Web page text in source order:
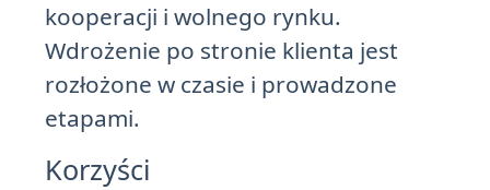
kooperacji i wolnego rynku.
Wdrożenie po stronie klienta jest
rozłożone w czasie i prowadzone
etapami.
Korzyści